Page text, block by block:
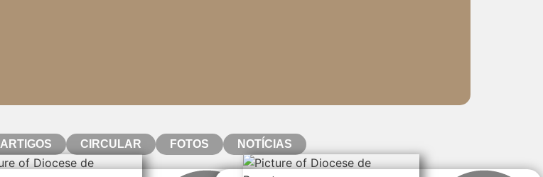
ARTIGOS CIRCULAR FOTOS NOTÍCIAS